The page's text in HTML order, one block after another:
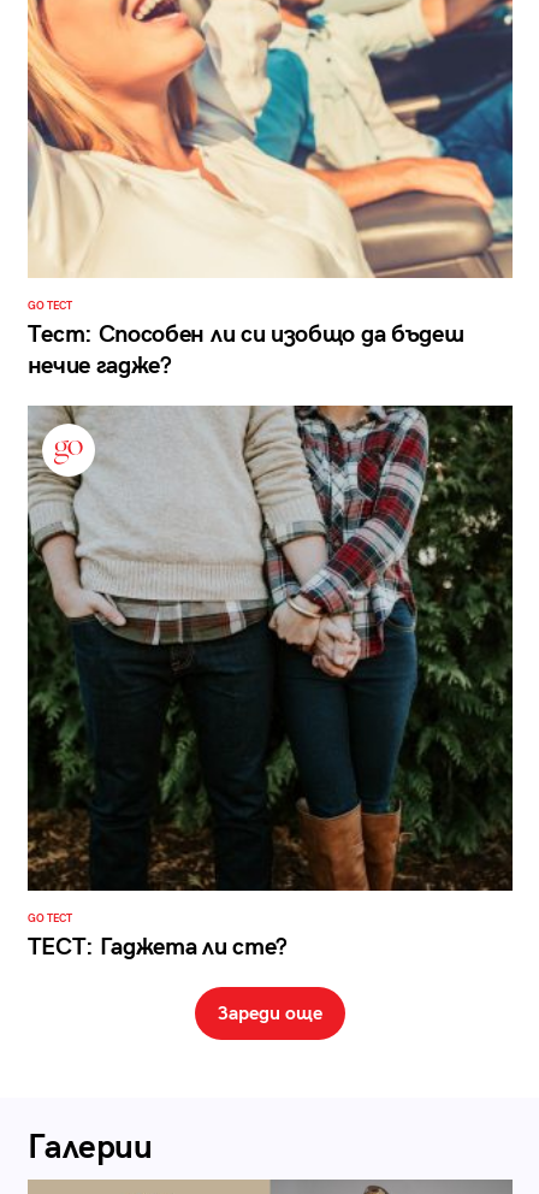
GO ТЕСТ
Тест: Способен ли си изобщо да бъдеш
нечие гадже?
GO ТЕСТ
ТЕСТ: Гаджета ли сте?
Зареди още
Галерии